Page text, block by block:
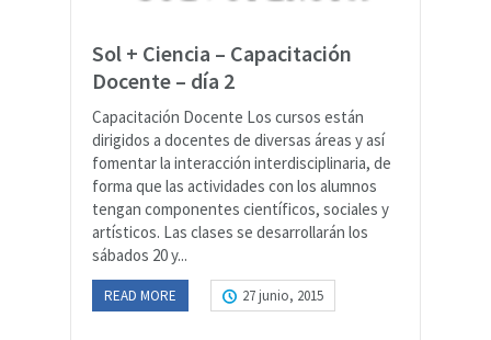
Sol + Ciencia – Capacitación
Docente – día 2
Capacitación Docente Los cursos están
dirigidos a docentes de diversas áreas y así
fomentar la interacción interdisciplinaria, de
forma que las actividades con los alumnos
tengan componentes científicos, sociales y
artísticos. Las clases se desarrollarán los
sábados 20 y...
READ MORE 27 junio, 2015